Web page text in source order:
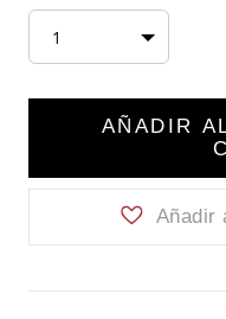
1
AÑADIR
Añadir